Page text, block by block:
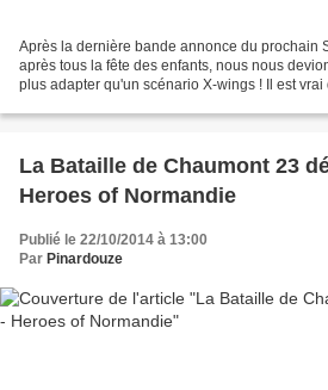
Après la dernière bande annonce du prochain
après tous la fête des enfants, nous nous
plus adapter qu'un scénario X-wings ! Il est
La Bataille de Chaumont 23
Heroes of Normandie
Publié le 22/10/2014 à 13:00
Par Pinardouze